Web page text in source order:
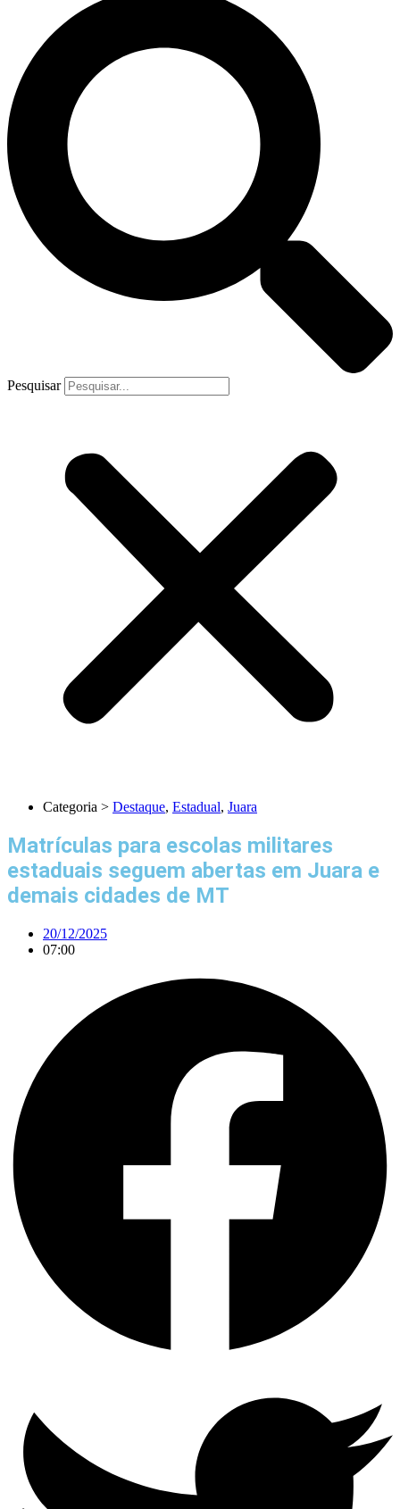
Pesquisar
Categoria > Destaque, Estadual, Juara
Matrículas para escolas militares
estaduais seguem abertas em Juara e
demais cidades de MT
20/12/2025
07:00